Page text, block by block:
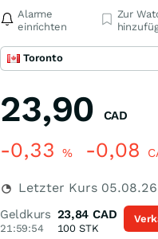
Alarme
einrichten
Zur
Toronto
23,90 CAD
-0,33 % -0,08
Letzter Kurs 05.08.26
Geldkurs
21:59:54
23,84 CAD
100 STK